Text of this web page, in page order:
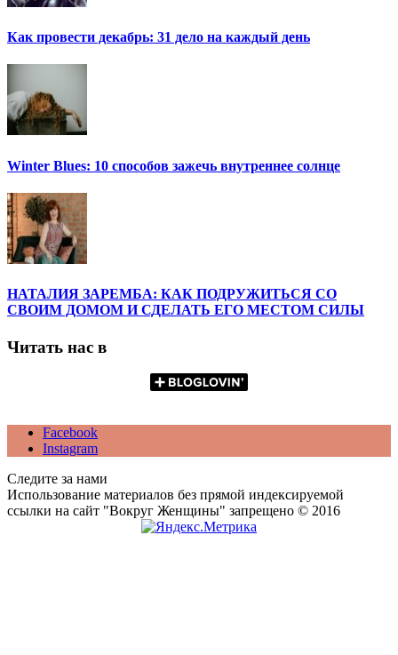
Как провести декабрь: 31 дело на каждый день
Winter Blues: 10 способов зажечь внутреннее солнце
НАТАЛИЯ ЗАРЕМБА: КАК ПОДРУЖИТЬСЯ СО
СВОИМ ДОМОМ И СДЕЛАТЬ ЕГО МЕСТОМ СИЛЫ
Читать нас в
Facebook
Instagram
Следите за нами
Использование материалов без прямой индексируемой
ссылки на сайт "Вокруг Женщины" запрещено © 2016